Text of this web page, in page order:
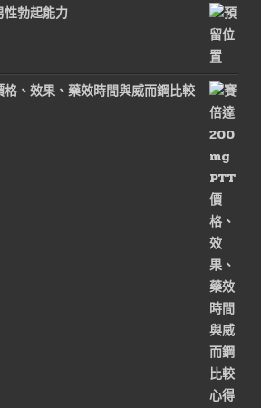
性勃起能力
：
、效果、藥效時間與威而鋼比較